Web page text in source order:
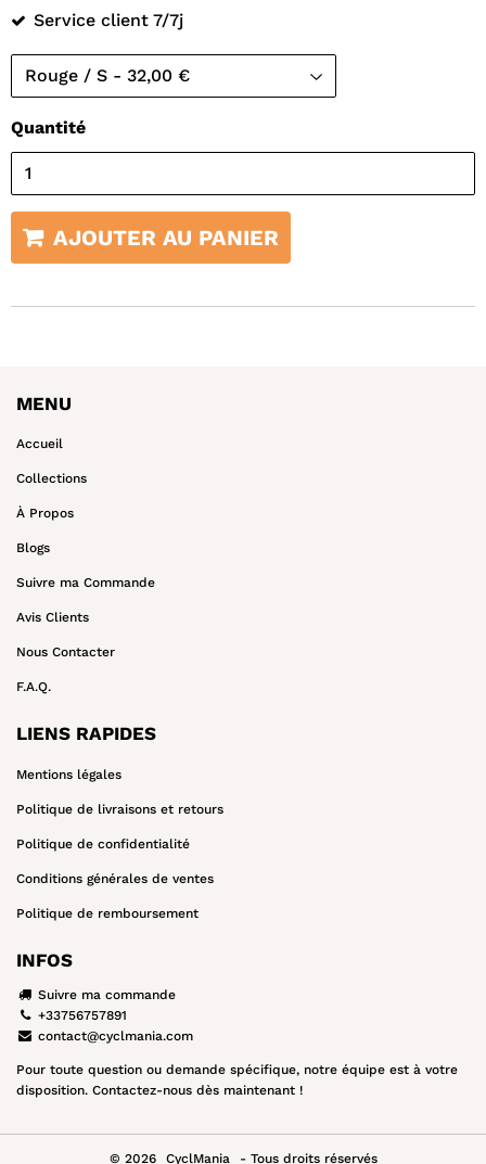
Service client 7/7j
Quantité
AJOUTER AU PANIER
MENU
Accueil
Collections
À Propos
Blogs
Suivre ma Commande
Avis Clients
Nous Contacter
F.A.Q.
LIENS RAPIDES
Mentions légales
Politique de livraisons et retours
Politique de confidentialité
Conditions générales de ventes
Politique de remboursement
INFOS
Suivre ma commande
+33756757891
contact@cyclmania.com
Pour toute question ou demande spécifique, notre équipe est à votre
disposition. Contactez-nous dès maintenant !
© 2026 CyclMania - Tous droits réservés